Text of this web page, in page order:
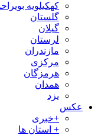
کهکیلویه
گلستان
گیلان
لرستان
مازندران
مرکزی
هرمزگان
همدان
یزد
عکس
+خبری
+ استان ها